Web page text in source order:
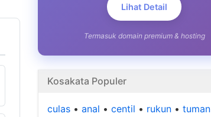
Lihat Detail
Termasuk domain premium & hosting
Kosakata Populer
culas • anal • centil • rukun • tuman